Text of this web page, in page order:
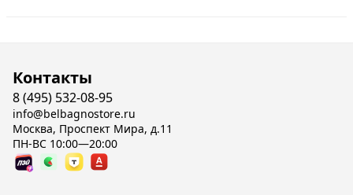
Контакты
8 (495) 532-08-95
info@belbagnostore.ru
Москва, Проспект Мира, д.11
ПН-ВС 10:00—20:00